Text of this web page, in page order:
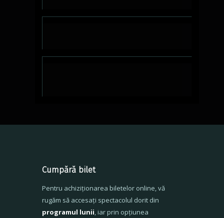
Cumpără bilet
Pentru achiziționarea biletelor online, vă
rugăm să accesați spectacolul dorit din
programul lunii, iar prin opțiunea